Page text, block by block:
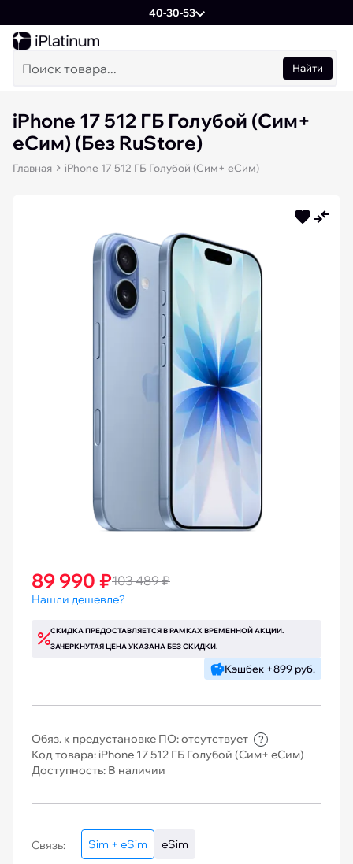
40-30-53
Найти
iPhone 17 512 ГБ Голубой (Сим+
еСим) (Без RuStore)
Главная iPhone 17 512 ГБ Голубой (Сим+ еСим)
89 990 ₽103 489 ₽
Нашли дешевле?
СКИДКА ПРЕДОСТАВЛЯЕТСЯ В РАМКАХ ВРЕМЕННОЙ АКЦИИ.
ЗАЧЕРКНУТАЯ ЦЕНА УКАЗАНА БЕЗ СКИДКИ.
Кэшбек +899 руб.
Обяз. к предустановке ПО: отсутствует ?
Код товара: iPhone 17 512 ГБ Голубой (Сим+ еСим)
Доступность: В наличии
Связь: Sim + eSim eSim